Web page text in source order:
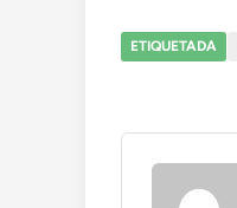
ETIQUETADA